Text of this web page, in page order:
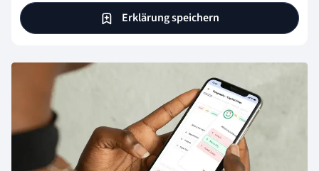
Erklärung speichern